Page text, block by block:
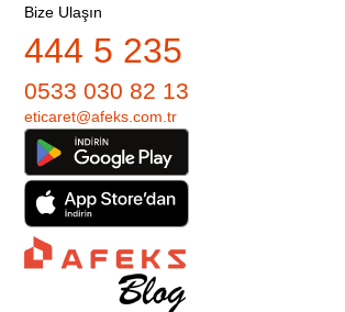
Bize Ulaşın
444 5 235
0533 030 82 13
eticaret@afeks.com.tr